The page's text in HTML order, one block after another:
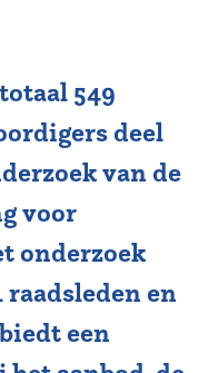
549
deel
van de
voor
onderzoek
en
een